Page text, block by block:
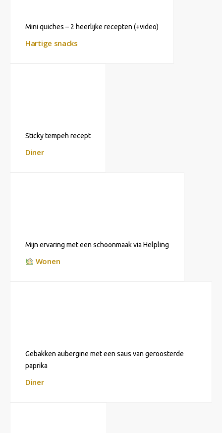
Mini quiches – 2 heerlijke recepten (+video)
Hartige snacks
Sticky tempeh recept
Diner
Mijn ervaring met een schoonmaak via Helpling
Wonen
Gebakken aubergine met een saus van geroosterde
paprika
Diner